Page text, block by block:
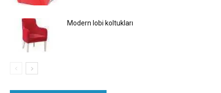
Modern lobi koltukları